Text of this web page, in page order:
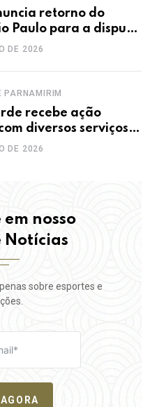
retorno do
Paulo para a disputa
Potiguar
DE 2026
PARNAMIRIM
recebe ação
diversos serviços
DE 2026
em nosso
Notícias
sobre esportes e